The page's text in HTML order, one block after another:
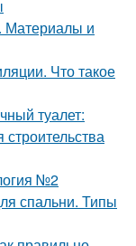
Материалы и
Что такое
туалет:
№2
спальни. Типы